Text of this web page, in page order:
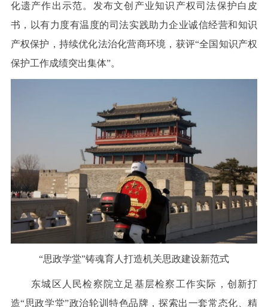
化遗产作出示范。发布文创产业知识产权司法保护白皮
书，以有力度有温度的司法实践助力企业诚信经营和知识
产权保护，持续优化法治化营商环境，获评“全国知识产权
保护工作成绩突出集体”。
“思政学堂”铸魂育人打造机关思政建设新范式
东城区人民检察院立足基层检察工作实际，创新打
造“思政学堂”政治轮训特色品牌，探索出一套常态化、精